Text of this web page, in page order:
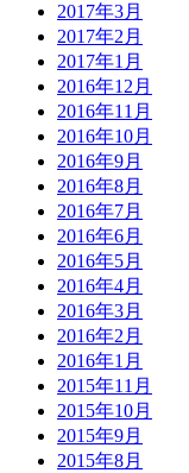
2017年3月
2017年2月
2017年1月
2016年12月
2016年11月
2016年10月
2016年9月
2016年8月
2016年7月
2016年6月
2016年5月
2016年4月
2016年3月
2016年2月
2016年1月
2015年11月
2015年10月
2015年9月
2015年8月